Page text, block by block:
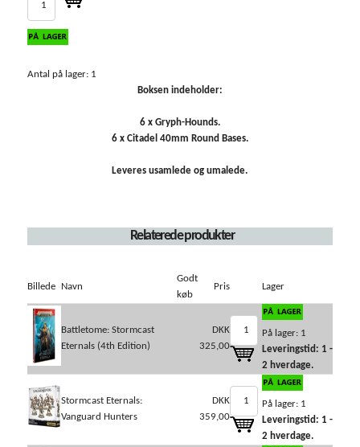
Antal på lager: 1
Boksen indeholder:
6 x Gryph-Hounds.
6 x Citadel 40mm Round Bases.
Leveres usamlede og umalede.
Relaterede produkter
Billede Navn
Godt
køb
Pris Lager
Battletome: Stormcast
Eternals (4th Edition)
DKK
325,00
På lager: 1
Leveringstid: 1 -
2 hverdage.
Stormcast Eternals:
Vanguard Hunters
DKK
359,00
På lager: 1
Leveringstid: 1 -
2 hverdage.